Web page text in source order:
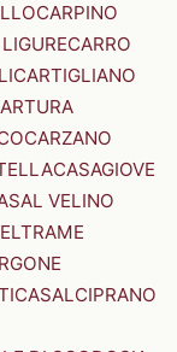
CARPINO
CARRO
CARTIGLIANO
CARZANO
CASAGIOVE
VELINO
CASALCIPRANO